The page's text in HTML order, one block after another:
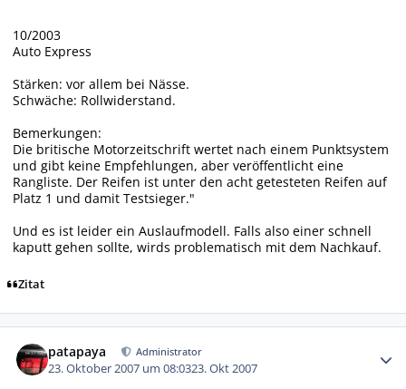
10/2003
Auto Express
Stärken: vor allem bei Nässe.
Schwäche: Rollwiderstand.
Bemerkungen:
Die britische Motorzeitschrift wertet nach einem Punktsystem
und gibt keine Empfehlungen, aber veröffentlicht eine
Rangliste. Der Reifen ist unter den acht getesteten Reifen auf
Platz 1 und damit Testsieger."
Und es ist leider ein Auslaufmodell. Falls also einer schnell
kaputt gehen sollte, wirds problematisch mit dem Nachkauf.
Zitat
patapaya Administrator
23. Oktober 2007 um 08:0323. Okt 2007